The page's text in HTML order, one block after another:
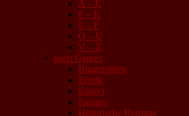
A – E
F – K
L – P
Q – U
V – Z
nach Genres
Biographien
Erotik
Essays
Fantasy
Historische Romane